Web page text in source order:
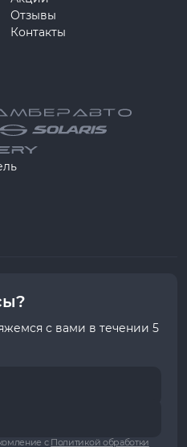
Отзывы
Контакты
с вами в течении 5
с Политикой обработки